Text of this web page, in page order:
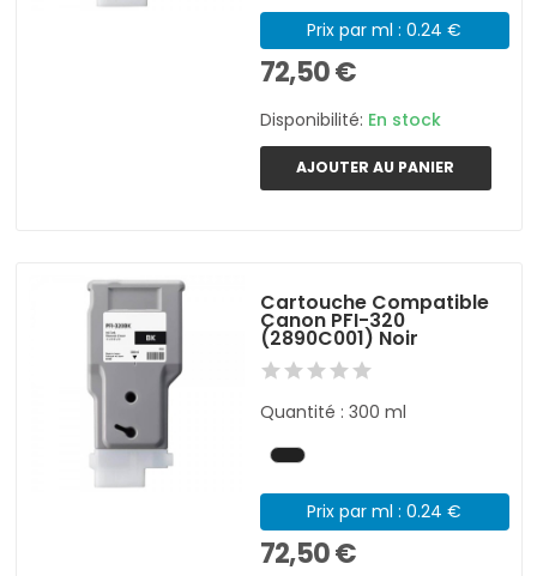
Prix par ml : 0.24 €
72,50 €
Disponibilité: En stock
AJOUTER AU PANIER
Cartouche Compatible
Canon PFI-320
(2890C001) Noir
Quantité : 300 ml
Prix par ml : 0.24 €
72,50 €